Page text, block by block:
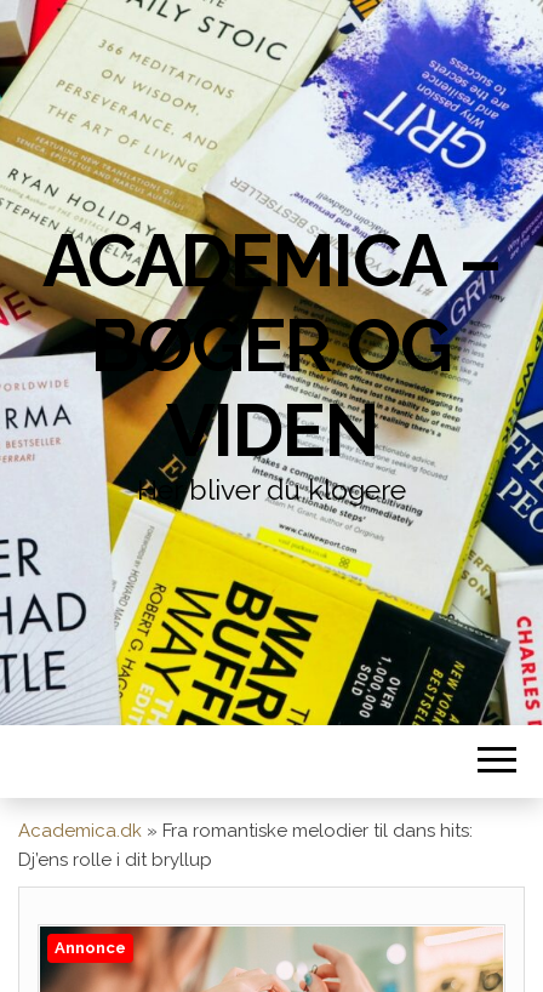
ACADEMICA –
BØGER OG
VIDEN
Her bliver du klogere
Academica.dk » Fra romantiske melodier til dans hits:
Dj’ens rolle i dit bryllup
Annonce